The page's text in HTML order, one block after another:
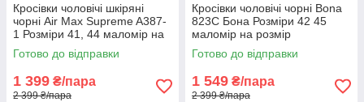
Кросівки чоловічі шкіряні
чорні Air Max Supreme A387-
1 Розміри 41, 44 маломір на
розмір
Готово до відправки
1 399 ₴/пара
2 399 ₴/пара
Кросівки чоловічі чорні Bona
823С Бона Розміри 42 45
маломір на розмір
Готово до відправки
1 549 ₴/пара
2 399 ₴/пара